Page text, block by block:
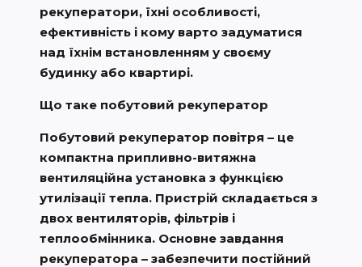
рекуператори, їхні особливості,
ефективність і кому варто задуматися
над їхнім встановленням у своєму
будинку або квартирі.
Що таке побутовий рекуператор
Побутовий рекуператор повітря – це
компактна припливно-витяжна
вентиляційна установка з функцією
утилізації тепла. Пристрій складається з
двох вентиляторів, фільтрів і
теплообмінника. Основне завдання
рекуператора – забезпечити постійний